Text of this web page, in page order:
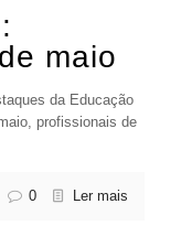
maio
da Educação
profissionais de
0 Ler mais